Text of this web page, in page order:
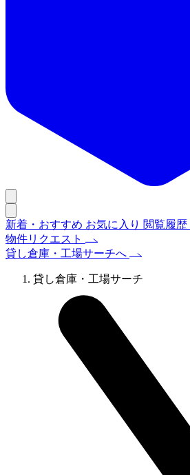
新着・おすすめ お気に入り 閲覧履歴
物件リクエスト
貸し倉庫・工場サーチへ
貸し倉庫・工場サーチ